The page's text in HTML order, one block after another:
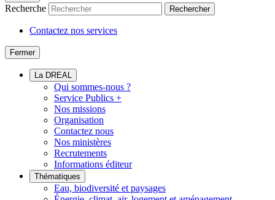
Recherche Rechercher
Contactez nos services
Fermer
La DREAL
Qui sommes-nous ?
Service Publics +
Nos missions
Organisation
Contactez nous
Nos ministères
Recrutements
Informations éditeur
Thématiques
Eau, biodiversité et paysages